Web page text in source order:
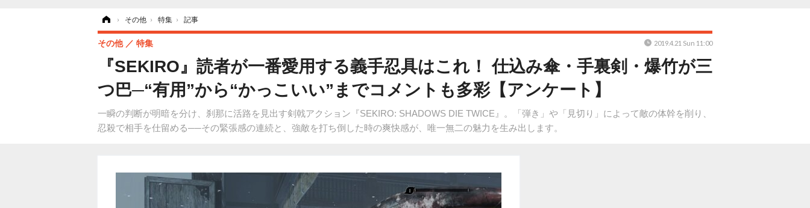
› その他 › 特集 › 記事
『SEKIRO』読者が一番愛用する義手忍具はこれ！ 仕込み傘・手裏剣・爆竹が三
つ巴─“有用”から“かっこいい”までコメントも多彩【アンケート】
一瞬の判断が明暗を分け、刹那に活路を見出す剣戟アクション『SEKIRO: SHADOWS DIE TWICE』。「弾き」や「見切り」によって敵の体幹を削り、
忍殺で相手を仕留める──その緊張感の連続と、強敵を打ち倒した時の爽快感が、唯一無二の魅力を生み出します。
その他 特集 2019.4.21 Sun 11:00